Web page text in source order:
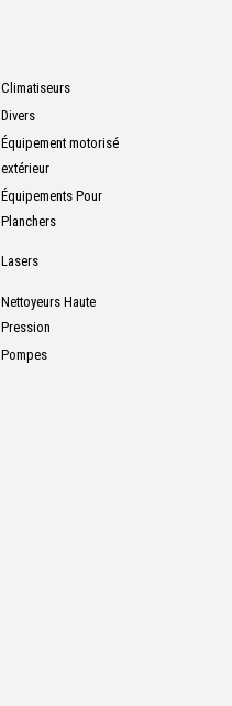
Climatiseurs
Divers
Équipement motorisé
extérieur
Équipements Pour
Planchers
Lasers
Nettoyeurs Haute
Pression
Pompes